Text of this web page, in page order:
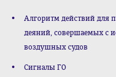
Алгоритм действий для
деяний, совершаемых с
воздушных судов
Сигналы ГО